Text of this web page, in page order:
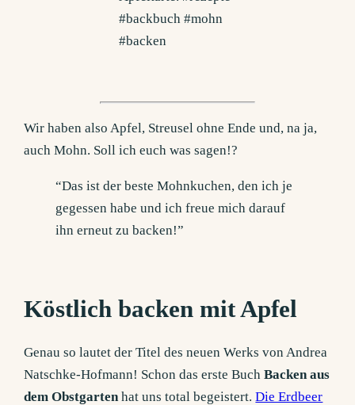
Wir haben also Apfel, Streusel ohne Ende und, na ja,
auch Mohn. Soll ich euch was sagen!?
“Das ist der beste Mohnkuchen, den ich je
gegessen habe und ich freue mich darauf
ihn erneut zu backen!”
Köstlich backen mit Apfel
Genau so lautet der Titel des neuen Werks von Andrea
Natschke-Hofmann! Schon das erste BuchBacken aus
dem Obstgarten hat uns total begeistert.Die Erdbeer